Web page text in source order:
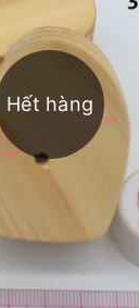
Hết hàng